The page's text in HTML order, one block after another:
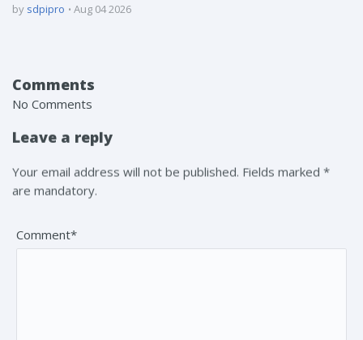
by sdpipro Aug 04 2026
Comments
No Comments
Leave a reply
Your email address will not be published. Fields marked *
are mandatory.
Comment*